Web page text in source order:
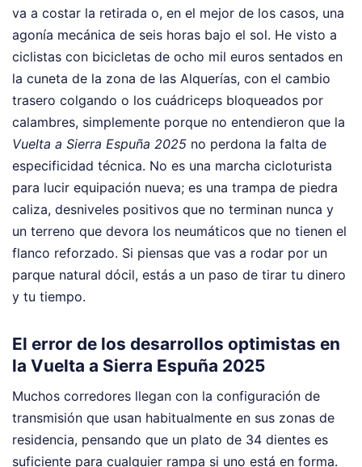
va a costar la retirada o, en el mejor de los casos, una
agonía mecánica de seis horas bajo el sol. He visto a
ciclistas con bicicletas de ocho mil euros sentados en
la cuneta de la zona de las Alquerías, con el cambio
trasero colgando o los cuádriceps bloqueados por
calambres, simplemente porque no entendieron que la
Vuelta a Sierra Espuña 2025 no perdona la falta de
especificidad técnica. No es una marcha cicloturista
para lucir equipación nueva; es una trampa de piedra
caliza, desniveles positivos que no terminan nunca y
un terreno que devora los neumáticos que no tienen el
flanco reforzado. Si piensas que vas a rodar por un
parque natural dócil, estás a un paso de tirar tu dinero
y tu tiempo.
El error de los desarrollos optimistas en
la Vuelta a Sierra Espuña 2025
Muchos corredores llegan con la configuración de
transmisión que usan habitualmente en sus zonas de
residencia, pensando que un plato de 34 dientes es
suficiente para cualquier rampa si uno está en forma.